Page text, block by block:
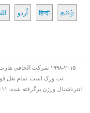
اُردو हिन्दी தமிழ்
۱۹۹۸-۲۰۱۵ شرکت